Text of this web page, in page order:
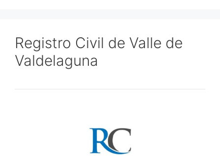
Registro Civil de Valle de
Valdelaguna